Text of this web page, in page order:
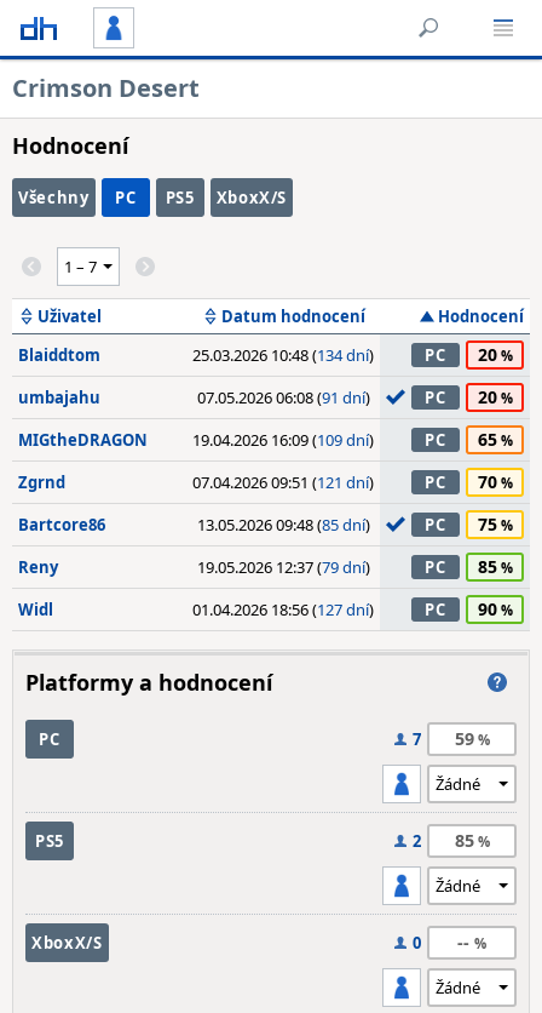
Crimson Desert
Hodnocení
Všechny PC PS5 XboxX/S
Uživatel Datum hodnocení
Hodnocení
Blaiddtom
25.03.2026 10:48 (134 dní) PC 20
umbajahu 07.05.2026 06:08 (91 dní) PC 20
MIGtheDRAGON 19.04.2026 16:09 (109 dní) PC 65
Zgrnd 07.04.2026 09:51 (121 dní) PC 70
Bartcore86 13.05.2026 09:48 (85 dní) PC 75
Reny 19.05.2026 12:37 (79 dní) PC 85
Widl 01.04.2026 18:56 (127 dní) PC 90
Platformy a hodnocení
PC 7 59
PS5 2 85
XboxX/S 0 --